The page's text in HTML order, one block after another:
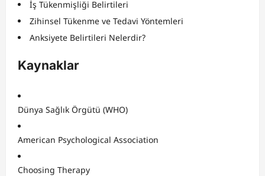
İş Tükenmişliği Belirtileri
Zihinsel Tükenme ve Tedavi Yöntemleri
Anksiyete Belirtileri Nelerdir?
Kaynaklar
Dünya Sağlık Örgütü (WHO)
American Psychological Association
Choosing Therapy